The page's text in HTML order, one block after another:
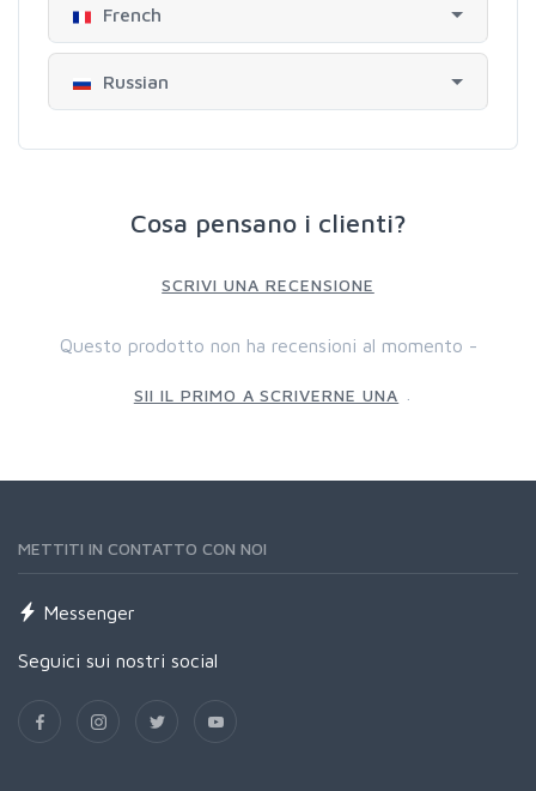
French
Russian
Cosa pensano i clienti?
SCRIVI UNA RECENSIONE
Questo prodotto non ha recensioni al momento -
SII IL PRIMO A SCRIVERNE UNA
METTITI IN CONTATTO CON NOI
Messenger
Seguici sui nostri social